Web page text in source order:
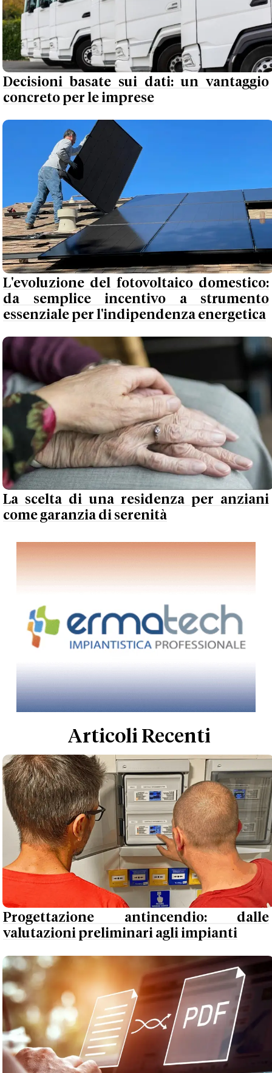
Decisioni basate sui dati: un vantaggio
concreto per le imprese
L'evoluzione del fotovoltaico domestico:
da semplice incentivo a strumento
essenziale per l'indipendenza energetica
La scelta di una residenza per anziani
come garanzia di serenità
Articoli Recenti
Progettazione antincendio: dalle
valutazioni preliminari agli impianti